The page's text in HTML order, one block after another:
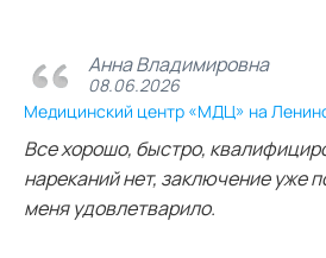
Анна Владимировна
08.06.2026
Медицинский центр «МДЦ» на
Все хорошо, быстро,
нареканий нет, заключение уже
меня удовлетварило.